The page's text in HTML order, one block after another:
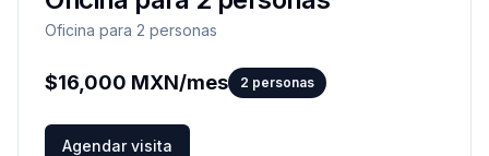
Oficina para 2 personas
$16,000 MXN/mes 2 personas
Agendar visita